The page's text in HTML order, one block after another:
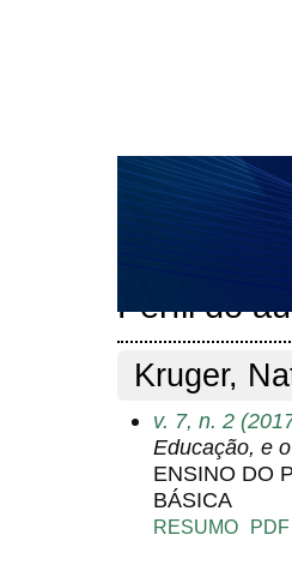
CAPA SOBRE
NOTÍCIAS
PORTAL
PARA AVALIADORES
Perfil do
Kruger,
v. 7, n. 2
Educação, e
ENSINO DO
BÁSICA
RESUMO PDF